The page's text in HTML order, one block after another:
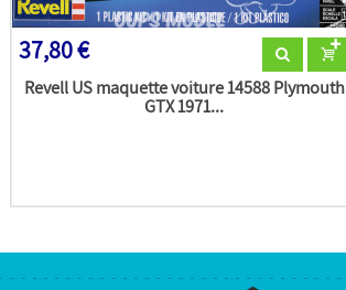
37,80 €
Revell US maquette voiture 14588 Plymouth
GTX 1971...